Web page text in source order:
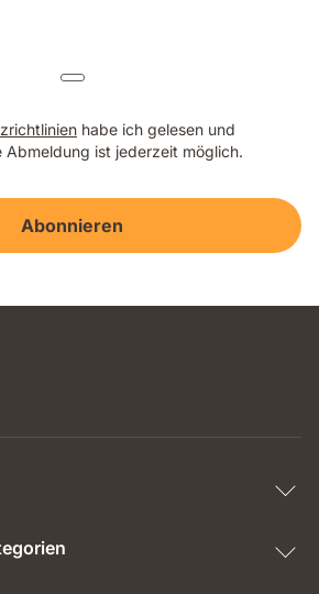
habe ich gelesen und
Abmeldung ist jederzeit möglich.
Abonnieren